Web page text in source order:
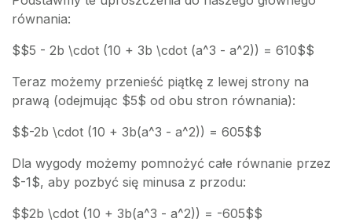
równania:
$$5 - 2b \cdot (10 + 3b \cdot (a^3 - a^2)) = 610$$
Teraz możemy przenieść piątkę z lewej strony na
prawą (odejmując $5$ od obu stron równania):
$$-2b \cdot (10 + 3b(a^3 - a^2)) = 605$$
Dla wygody możemy pomnożyć całe równanie przez
$-1$, aby pozbyć się minusa z przodu:
$$2b \cdot (10 + 3b(a^3 - a^2)) = -605$$